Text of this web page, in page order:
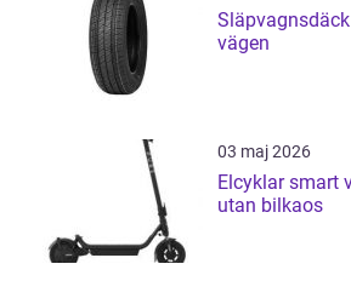
Släpvagnsdäck trygg last på
vägen
03 maj 2026
Elcyklar smart vardagskörning
utan bilkaos